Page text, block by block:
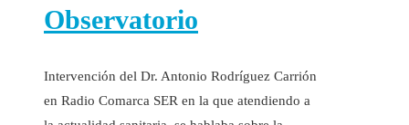
Observatorio
Intervención del Dr. Antonio Rodríguez Carrión
en Radio Comarca SER en la que atendiendo a